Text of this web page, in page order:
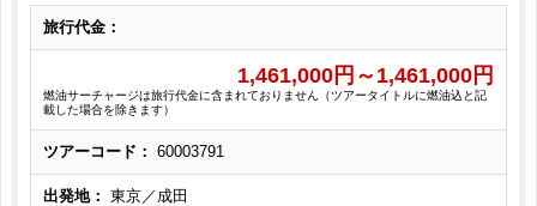
旅行代金：
1,461,000 円～ 1,461,000 円
燃油サーチャージは旅行代金に含まれておりません（ツアータイトルに燃油込と記
載した場合を除きます）
ツアーコード： 60003791
出発地： 東京／成田